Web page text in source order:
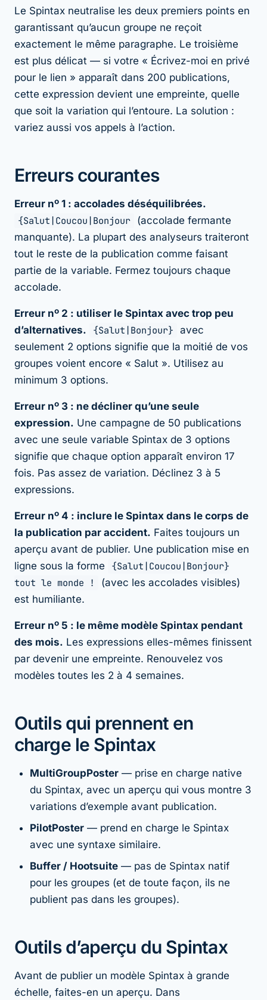
Le Spintax neutralise les deux premiers points en
garantissant qu’aucun groupe ne reçoit
exactement le même paragraphe. Le troisième
est plus délicat — si votre « Écrivez-moi en privé
pour le lien » apparaît dans 200 publications,
cette expression devient une empreinte, quelle
que soit la variation qui l’entoure. La solution :
variez aussi vos appels à l’action.
Erreurs courantes
Erreur nº 1 : accolades déséquilibrées.
{Salut|Coucou|Bonjour (accolade fermante
manquante). La plupart des analyseurs traiteront
tout le reste de la publication comme faisant
partie de la variable. Fermez toujours chaque
accolade.
Erreur nº 2 : utiliser le Spintax avec trop peu
d’alternatives.
{Salut|Bonjour} avec
seulement 2 options signifie que la moitié de vos
groupes voient encore « Salut ». Utilisez au
minimum 3 options.
Erreur nº 3 : ne décliner qu’une seule
expression. Une campagne de 50 publications
avec une seule variable Spintax de 3 options
signifie que chaque option apparaît environ 17
fois. Pas assez de variation. Déclinez 3 à 5
expressions.
Erreur nº 4 : inclure le Spintax dans le corps de
la publication par accident. Faites toujours un
aperçu avant de publier. Une publication mise en
ligne sous la forme
{Salut|Coucou|Bonjour}
tout le monde !
(avec les accolades visibles)
est humiliante.
Erreur nº 5 : le même modèle Spintax pendant
des mois. Les expressions elles-mêmes finissent
par devenir une empreinte. Renouvelez vos
modèles toutes les 2 à 4 semaines.
Outils qui prennent en
charge le Spintax
MultiGroupPoster — prise en charge native
du Spintax, avec un aperçu qui vous montre 3
variations d’exemple avant publication.
PilotPoster — prend en charge le Spintax
avec une syntaxe similaire.
Buffer / Hootsuite — pas de Spintax natif
pour les groupes (et de toute façon, ils ne
publient pas dans les groupes).
Outils d’aperçu du Spintax
Avant de publier un modèle Spintax à grande
échelle, faites-en un aperçu. Dans